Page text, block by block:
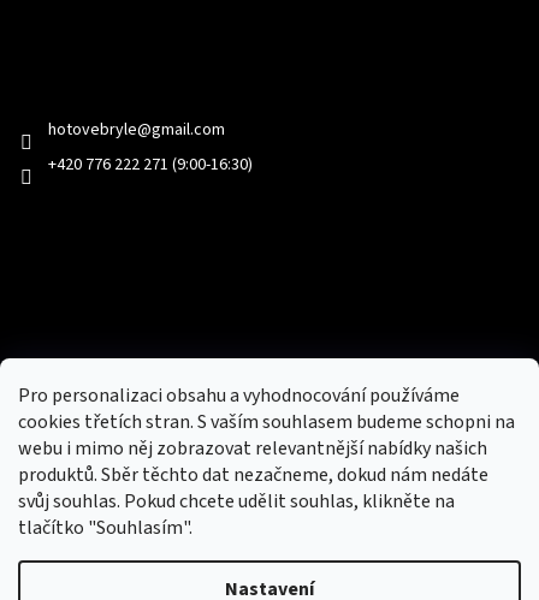
Pro personalizaci obsahu a vyhodnocování používáme
cookies třetích stran. S vaším souhlasem budeme schopni na
webu i mimo něj zobrazovat relevantnější nabídky našich
produktů. Sběr těchto dat nezačneme, dokud nám nedáte
svůj souhlas. Pokud chcete udělit souhlas, klikněte na
tlačítko "Souhlasím".
Nastavení
hotovebryle@gmail.com
+420 776 222 271 (9:00-16:30)
Nový obchod s batohy, cestovními zavazadly, tašky a peněženky